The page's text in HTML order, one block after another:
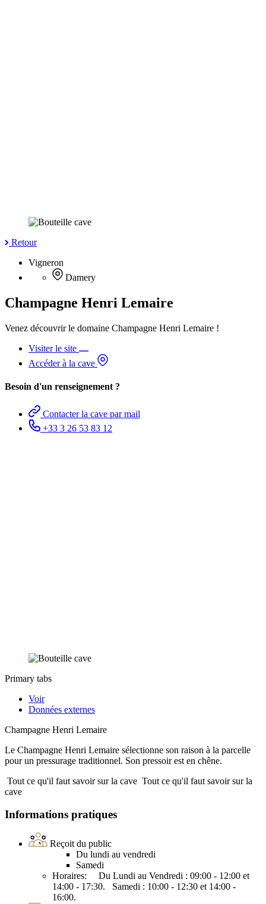
Retour
Vigneron
Damery
Champagne Henri Lemaire
Venez découvrir le domaine Champagne Henri Lemaire !
Visiter le site
Accéder à la cave
Besoin d'un renseignement ?
Contacter la cave par mail
+33 3 26 53 83 12
Primary tabs
Voir
Données externes
Champagne Henri Lemaire
Le Champagne Henri Lemaire sélectionne son raison à la parcelle
pour un pressurage traditionnel. Son pressoir est en chêne.
Tout ce qu'il faut savoir sur la cave Tout ce qu'il faut savoir sur la
cave
Informations pratiques
Reçoit du public
Du lundi au vendredi
Samedi
Horaires: Du Lundi au Vendredi : 09:00 - 12:00 et
14:00 - 17:30. Samedi : 10:00 - 12:30 et 14:00 -
16:00.